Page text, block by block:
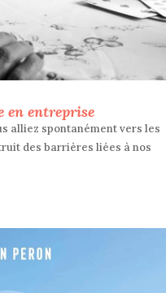
en entreprise
alliez spontanément vers les
des barrières liées à nos